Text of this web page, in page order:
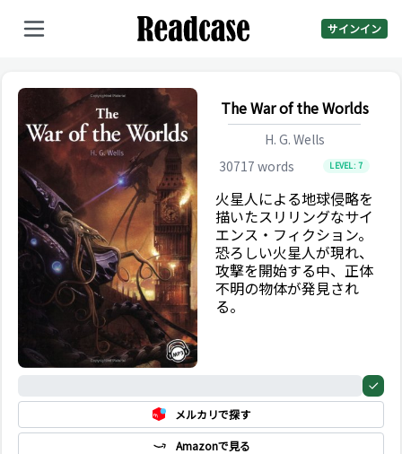
サインイン
The War of the Worlds
H. G. Wells
30717 words LEVEL:7
火星人による地球侵略を
描いたスリリングなサイ
エンス・フィクション。
恐ろしい火星人が現れ、
攻撃を開始する中、正体
不明の物体が発見され
る。
メルカリで探す
Amazonで見る